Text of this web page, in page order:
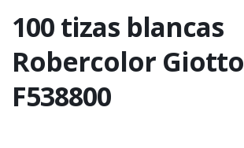
100 tizas blancas
Robercolor Giotto
F538800